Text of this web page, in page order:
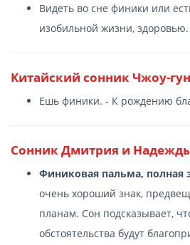
Видеть во сне финики или
изобильной жизни, здоровью.
Китайский сонник Чжоу-
Ешь финики. - К рождению
Сонник Дмитрия и
Финиковая пальма, полная
очень хороший знак,
планам. Сон подсказывает,
обстоятельства будут